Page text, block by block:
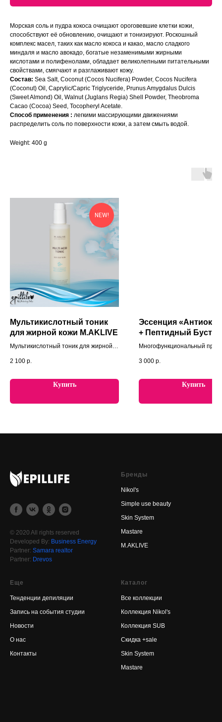
Морская соль и пудра кокоса очищают ороговевшие клетки кожи,
способствуют её обновлению, очищают и тонизируют. Роскошный
комплекс масел, таких как масло кокоса и какао, масло сладкого
миндаля и масло авокадо, богатые незаменимыми жирными
кислотами и полифенолами, обладает великолепными питательными
свойствами, смягчают и разглаживают кожу.
Состав: Sea Salt, Coconut (Cocos Nucifera) Powder, Cocos Nucifera
(Coconut) Oil, Caprylic/Capric Triglyceride, Prunus Amygdalus Dulcis
(Sweet Almond) Oil, Walnut (Juglans Regia) Shell Powder, Theobroma
Cacao (Cocoa) Seed, Tocopheryl Acetate.
Способ применения : легкими массирующими движениями
распределить соль по поверхности кожи, а затем смыть водой.
Weight: 400 g
NEW!
Мультикислотный тоник
для жирной кожи M.AKLIVE
Мультикислотный тоник для жирной
2 100 р.
Купить
Эссенция
+ Пептидный Буст»
M.AKLIVE
Многофункциональный
3 000 р.
Купить
© 2020 All rights reserved
Developed By: Business Energy
Partner: Samara realtor
Partner: Drevos
Бренды
Nikol's
Simple use beauty
Skin System
Mastare
M.AKLIVE
Еще
Тенденции депиляции
Запись на события студии
Новости
О нас
Контакты
Каталог
Все коллекции
Коллекция Nikol's
Коллекция SUB
Скидка +sale
Skin System
Mastare